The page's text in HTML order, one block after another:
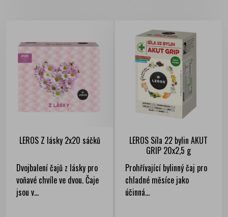
LEROS Z lásky 2x20 sáčků
Dvojbalení čajů z lásky pro
voňavé chvíle ve dvou. Čaje
jsou v...
LEROS Síla 22 bylin AKUT
GRIP 20x2,5 g
Prohřívající bylinný čaj pro
chladné měsíce jako
účinná...